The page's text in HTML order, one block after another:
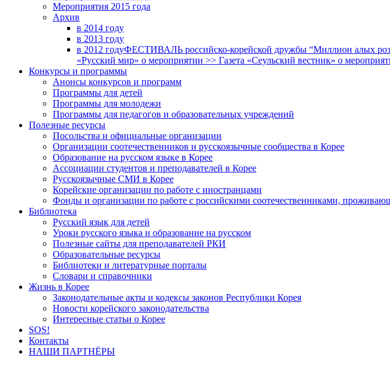
Мероприятия 2015 года
Архив
в 2014 году
в 2013 году
в 2012 годуФЕСТИВАЛЬ российско-корейской дружбы “Миллион алых
«Русский мир» о мероприятии >> Газета «Сеульский вестник» о
Конкурсы и программы
Анонсы конкурсов и программ
Программы для детей
Программы для молодежи
Программы для педагогов и образовательных учреждений
Полезные ресурсы
Посольства и официальные организации
Организации соотечественников и русскоязычные сообщества в Корее
Образование на русском языке в Корее
Ассоциации студентов и преподавателей в Корее
Русскоязычные СМИ в Корее
Корейские организации по работе с иностранцами
Фонды и организации по работе с российскими соотечественниками,
Библиотека
Русский язык для детей
Уроки русского языка и образование на русском
Полезные сайты для преподавателей РКИ
Образовательные ресурсы
Библиотеки и литературные порталы
Словари и справочники
Жизнь в Корее
Законодательные акты и кодексы законов Республики Корея
Новости корейского законодательства
Интересные статьи о Корее
SOS!
Контакты
НАШИ ПАРТНЁРЫ